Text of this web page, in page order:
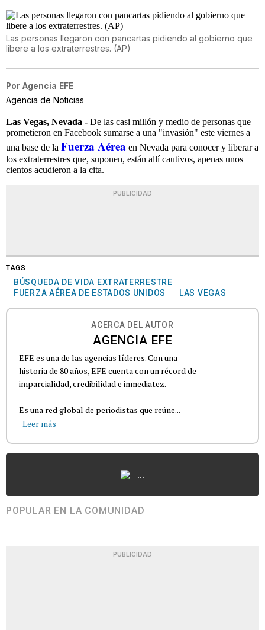
Las personas llegaron con pancartas pidiendo al gobierno que
libere a los extraterrestres. (AP)
Por Agencia EFE
Agencia de Noticias
Las Vegas, Nevada - De las casi millón y medio de personas que
prometieron en Facebook sumarse a una "invasión" este viernes a
una base de la Fuerza Aérea en Nevada para conocer y liberar a
los extraterrestres que, suponen, están allí cautivos, apenas unos
cientos acudieron a la cita.
PUBLICIDAD
TAGS
BÚSQUEDA DE VIDA EXTRATERRESTRE
FUERZA AÉREA DE ESTADOS UNIDOS
LAS VEGAS
ACERCA DEL AUTOR
AGENCIA EFE
EFE es una de las agencias líderes. Con una
historia de 80 años, EFE cuenta con un récord de
imparcialidad, credibilidad e inmediatez.
Es una red global de periodistas que reúne...
Leer más
...
POPULAR EN LA COMUNIDAD
PUBLICIDAD